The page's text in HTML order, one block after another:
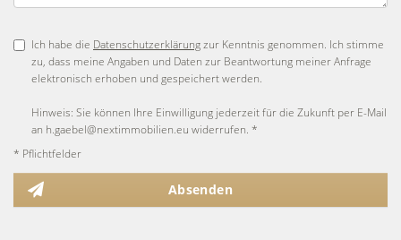
Ich habe die Datenschutzerklärungzur Kenntnis genommen. Ich stimme
zu, dass meine Angaben und Daten zur Beantwortung meiner Anfrage
elektronisch erhoben und gespeichert werden.
Hinweis: Sie können Ihre Einwilligung jederzeit für die Zukunft per E-Mail
an h.gaebel@nextimmobilien.eu widerrufen. *
* Pflichtfelder
Absenden